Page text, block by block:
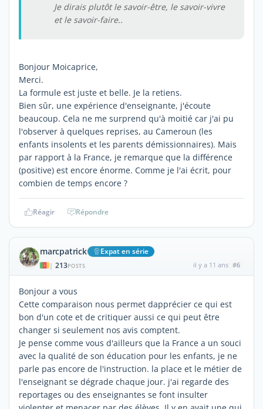
Je dirais plutôt le savoir-être, le savoir-vivre
et le savoir-faire..
Bonjour Moicaprice,
Merci.
La formule est juste et belle. Je la retiens.
Bien sûr, une expérience d'enseignante, j'écoute
beaucoup. Cela ne me surprend qu'à moitié car j'ai pu
l'observer à quelques reprises, au Cameroun (les
enfants insolents et les parents démissionnaires). Mais
par rapport à la France, je remarque que la différence
(positive) est encore énorme. Comme je l'ai écrit, pour
combien de temps encore ?
Réagir Répondre
marcpatrick Expat en série
| 213POSTS il y a 11 ans #6
Bonjour a vous
Cette comparaison nous permet dapprécier ce qui est
bon d'un cote et de critiquer aussi ce qui peut être
changer si seulement nos avis comptent.
Je pense comme vous d'ailleurs que la France a un souci
avec la qualité de son éducation pour les enfants, je ne
parle pas encore de l'instruction. la place et le métier de
l'enseignant se dégrade chaque jour. j'ai regarde des
reportages ou des enseignantes se font insulter